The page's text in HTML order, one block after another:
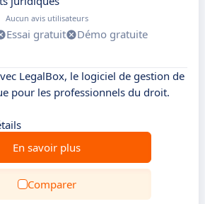
Aucun avis utilisateurs
Essai gratuit
Démo gratuite
LegalBox, le logiciel de gestion de
pour les professionnels du droit.
En savoir plus
Comparer